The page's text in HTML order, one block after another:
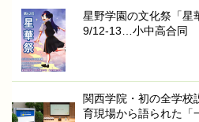
星野学園の文化祭「星
9/12-13…小中高合同
関西学院・初の全学
育現場から語られた「